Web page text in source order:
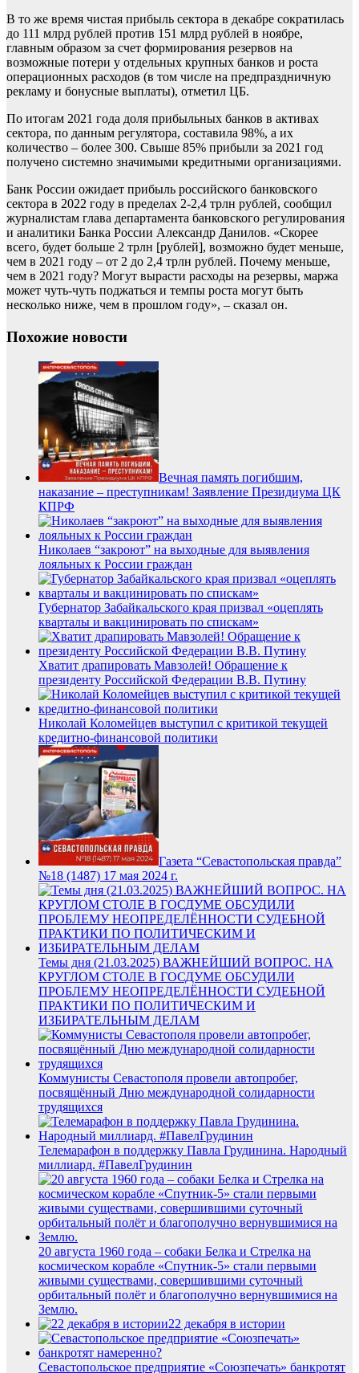
В то же время чистая прибыль сектора в декабре сократилась
до 111 млрд рублей против 151 млрд рублей в ноябре,
главным образом за счет формирования резервов на
возможные потери у отдельных крупных банков и роста
операционных расходов (в том числе на предпраздничную
рекламу и бонусные выплаты), отметил ЦБ.
По итогам 2021 года доля прибыльных банков в активах
сектора, по данным регулятора, составила 98%, а их
количество – более 300. Свыше 85% прибыли за 2021 год
получено системно значимыми кредитными организациями.
Банк России ожидает прибыль российского банковского
сектора в 2022 году в пределах 2-2,4 трлн рублей, сообщил
журналистам глава департамента банковского регулирования
и аналитики Банка России Александр Данилов. «Скорее
всего, будет больше 2 трлн [рублей], возможно будет меньше,
чем в 2021 году – от 2 до 2,4 трлн рублей. Почему меньше,
чем в 2021 году? Могут вырасти расходы на резервы, маржа
может чуть-чуть поджаться и темпы роста могут быть
несколько ниже, чем в прошлом году», – сказал он.
Похожие новости
Вечная память погибшим,
наказание – преступникам! Заявление Президиума ЦК
КПРФ
Николаев “закроют” на выходные для выявления
лояльных к России граждан
Губернатор Забайкальского края призвал «оцеплять
кварталы и вакцинировать по спискам»
Хватит драпировать Мавзолей! Обращение к
президенту Российской Федерации В.В. Путину
Николай Коломейцев выступил с критикой текущей
кредитно-финансовой политики
Газета “Севастопольская правда”
№18 (1487) 17 мая 2024 г.
Темы дня (21.03.2025) ВАЖНЕЙШИЙ ВОПРОС. НА
КРУГЛОМ СТОЛЕ В ГОСДУМЕ ОБСУДИЛИ
ПРОБЛЕМУ НЕОПРЕДЕЛЁННОСТИ СУДЕБНОЙ
ПРАКТИКИ ПО ПОЛИТИЧЕСКИМ И
ИЗБИРАТЕЛЬНЫМ ДЕЛАМ
Коммунисты Севастополя провели автопробег,
посвящённый Дню международной солидарности
трудящихся
Телемарафон в поддержку Павла Грудинина. Народный
миллиард. #ПавелГрудинин
20 августа 1960 года – собаки Белка и Стрелка на
космическом корабле «Спутник-5» стали первыми
живыми существами, совершившими суточный
орбитальный полёт и благополучно вернувшимися на
Землю.
22 декабря в истории
Севастопольское предприятие «Союзпечать» банкротят